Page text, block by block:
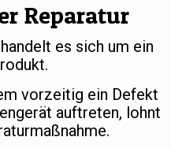
Reparatur
es sich um ein
vorzeitig ein Defekt
auftreten, lohnt